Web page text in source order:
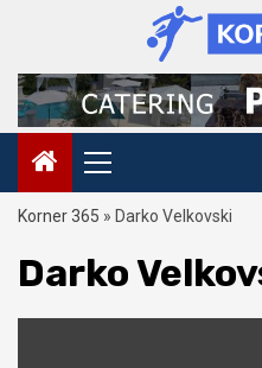
content
Primary
Menu
Korner 365 » Darko Velkovski
Darko